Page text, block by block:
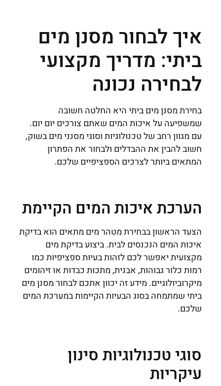
איך לבחור מסנן מים
ביתי: מדריך מקצועי
לבחירה נכונה
בחירת מסנן מים ביתי היא החלטה חשובה
שמשפיעה על איכות המים שאתם צורכים יום יום.
עם מגוון רחב של טכנולוגיות וסוגי מסנני מים בשוק,
חשוב להבין את ההבדלים ולבחור את הפתרון
המתאים ביותר לצרכים הספציפיים שלכם.
הערכת איכות המים הקיימת
הצעד הראשון בבחירת מטהר מים מתאים הוא בדיקת
איכות המים הנכנסים לבית. ביצוע בדיקת מים
מקצועית יאפשר לכם לזהות בעיות ספציפיות כמו
רמות כלור גבוהות, אבנית, מתכות כבדות או זיהומים
מיקרוביולוגיים. מידע זה יכוון אתכם לבחור מסנן מים
ביתי שמתמחה בסוג הבעיות הקיימות במערכת המים
שלכם.
סוגי טכנולוגיות סינון
עיקריות